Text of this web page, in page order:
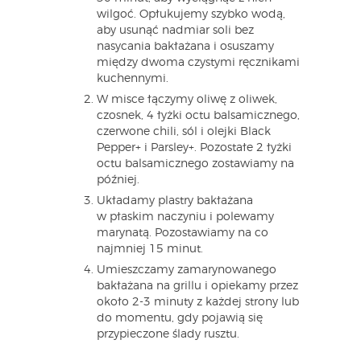
wilgoć. Opłukujemy szybko wodą,
aby usunąć nadmiar soli bez
nasycania bakłażana i osuszamy
między dwoma czystymi ręcznikami
kuchennymi.
W misce łączymy oliwę z oliwek,
czosnek, 4 łyżki octu balsamicznego,
czerwone chili, sól i olejki Black
Pepper+ i Parsley+. Pozostałe 2 łyżki
octu balsamicznego zostawiamy na
później.
Układamy plastry bakłażana
w płaskim naczyniu i polewamy
marynatą. Pozostawiamy na co
najmniej 15 minut.
Umieszczamy zamarynowanego
bakłażana na grillu i opiekamy przez
około 2-3 minuty z każdej strony lub
do momentu, gdy pojawią się
przypieczone ślady rusztu.